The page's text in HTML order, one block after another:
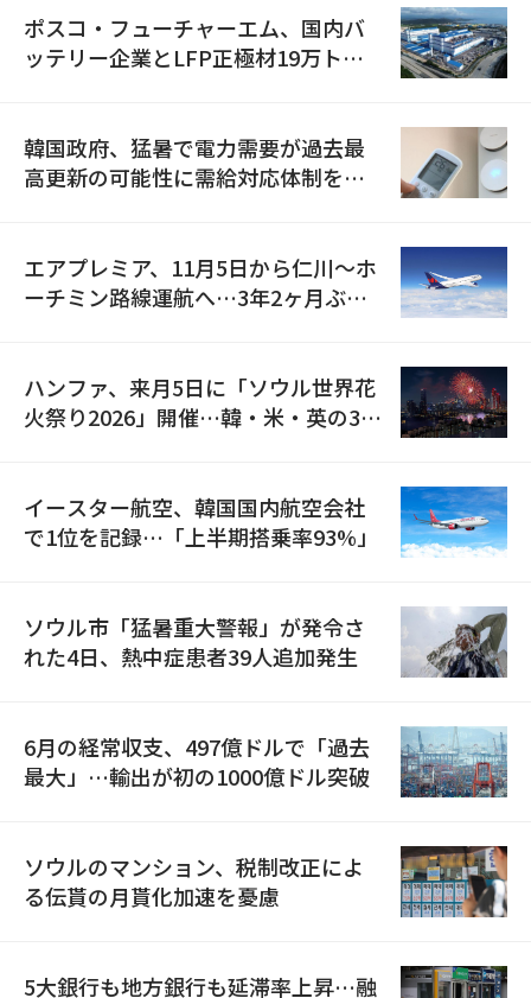
ポスコ・フューチャーエム、国内バ
ッテリー企業とLFP正極材19万トン
韓国政府、猛暑で電力需要が過去最
高更新の可能性に需給対応体制を点
エアプレミア、11月5日から仁川〜ホ
ーチミン路線運航へ…3年2ヶ月ぶり
ハンファ、来月5日に「ソウル世界花
火祭り2026」開催…韓・米・英の3カ
イースター航空、韓国国内航空会社
で1位を記録…「上半期搭乗率93%」
ソウル市「猛暑重大警報」が発令さ
れた4日、熱中症患者39人追加発生
6月の経常収支、497億ドルで「過去
最大」…輸出が初の1000億ドル突破
ソウルのマンション、税制改正によ
る伝貰の月貰化加速を憂慮
5大銀行も地方銀行も延滞率上昇…融